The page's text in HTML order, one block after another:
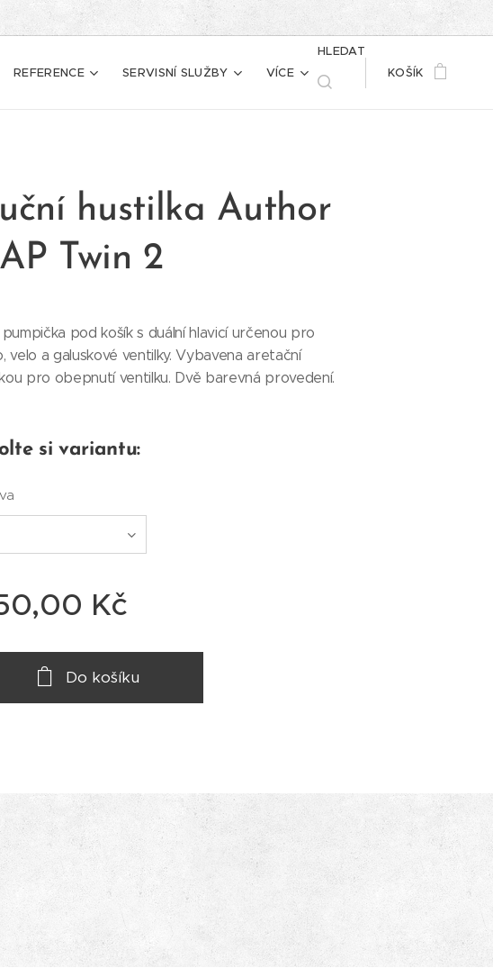
REFERENCE SERVISNÍ SLUŽBY VÍCE
HLEDAT
KOŠÍK
hustilka Author
Twin 2
pumpička pod košík s duální hlavicí určenou pro
velo a galuskové ventilky. Vybavena aretační
pro obepnutí ventilku. Dvě barevná provedení.
si variantu:
Kč
Do košíku